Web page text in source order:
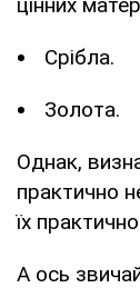
Срібла.
Золота.
Однак,
практично
їх
А ось